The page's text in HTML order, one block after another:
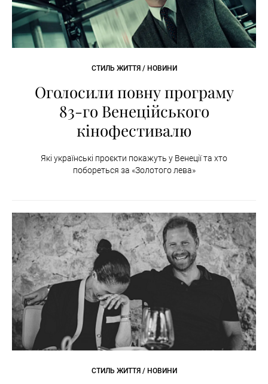
СТИЛЬ ЖИТТЯ / НОВИНИ
Оголосили повну програму
83-го Венеційського
кінофестивалю
Які українські проєкти покажуть у Венеції та хто
побореться за «Золотого лева»
СТИЛЬ ЖИТТЯ / НОВИНИ